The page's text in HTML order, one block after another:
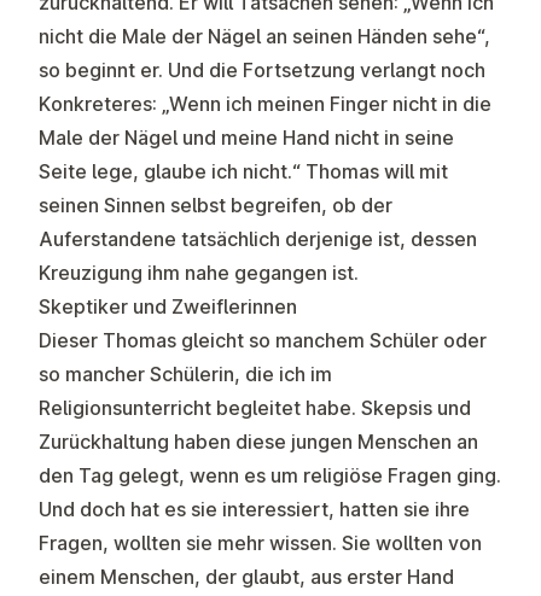
nicht die Male der Nägel an seinen Händen sehe“,
so beginnt er. Und die Fortsetzung verlangt noch
Konkreteres: „Wenn ich meinen Finger nicht in die
Male der Nägel und meine Hand nicht in seine
Seite lege, glaube ich nicht.“ Thomas will mit
seinen Sinnen selbst begreifen, ob der
Auferstandene tatsächlich derjenige ist, dessen
Kreuzigung ihm nahe gegangen ist.
Skeptiker und Zweiflerinnen
Dieser Thomas gleicht so manchem Schüler oder
so mancher Schülerin, die ich im
Religionsunterricht begleitet habe. Skepsis und
Zurückhaltung haben diese jungen Menschen an
den Tag gelegt, wenn es um religiöse Fragen ging.
Und doch hat es sie interessiert, hatten sie ihre
Fragen, wollten sie mehr wissen. Sie wollten von
einem Menschen, der glaubt, aus erster Hand